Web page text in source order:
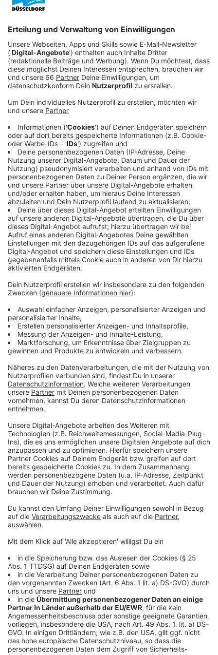
Schon an diesem Wochenende finden deshalb bei
Veröffentlicht: Freitag, 22.11.2024 11:42
Anzeige
Orange Days - bundesweite Aktionstage
"Orange the World"- Das ist das Motto der
Aktionstage. Bundesweit soll mit der Farbe Orange
Solidarität gezeigt werden, dazu aufgerufen hat die
UN Women Deutschland. Bei uns in Düsseldorf findet
zum Beispiel am 23. November 2024 der Run im Park
statt.
Anzeige
Infos zum Run im Volksgarten
Anzeige
Treffpunkt ist um 9 Uhr auf der Ballonwiese im
Volksgarten - eine Anmeldung ist nicht nötig. Die
Organisatoren rufen aber dazu auf, in orangefarbener
Kleidung zu kommen, um ein Zeichen gegen Gewalt an
Frauen zu setzen. Offiziell starten die "Orange Days"
immer am 25. November mit dem internationalen Tag
gegen Gewalt an Frauen.
Anzeige
Weitere Infos und Links zum Thema:
Anzeige
Der Lauf im Volksgarten
Den Parkrun im Volksgarten gibt es auch unabhängig
von der Aktion
Hier findet ihr eine Übersicht der Aktionen in
Hilfsangebote in Düsseldorf
Anzeige